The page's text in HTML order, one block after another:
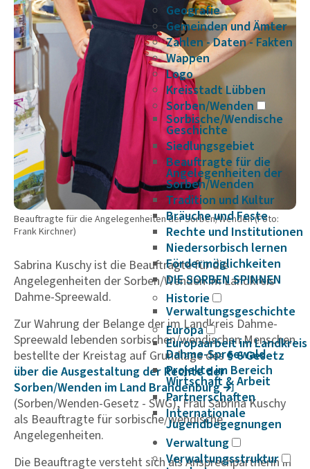
Geografie
Gemeinden und Ämter
Zahlen - Daten - Fakten
Wappen
Logo
Kreisstadt Lübben
Sorben/Wenden
Sorbische/Wendische
Geschichte
Siedlungsgebiet
Beauftragte für die
Angelegenheiten der
Sorben/Wenden
Tradition und Kultur
Bräuche und Feste
Rechte und Institutionen
Niedersorbisch lernen
Fördermöglichkeiten
DIE SORBEN SPINNEN
Historie
Verwaltungsgeschichte
Europa
Europaarbeit im Landkreis
Dahme-Spreewald
Projekte im Bereich
Wirtschaft & Arbeit
Partnerschaften
Internationale
Jugendbegegnungen
Verwaltung
Verwaltungsstruktur
Beauftragte für die Angelegenheiten der Sorben/Wenden (Foto:
Frank Kirchner)
Sabrina Kuschy ist die Beauftragte für die
Angelegenheiten der Sorben/Wenden im Landkreis
Dahme-Spreewald.
Zur Wahrung der Belange der im Landkreis Dahme-
Spreewald lebenden sorbischen/wendischen Menschen
bestellte der Kreistag auf Grundlage des§ 6 Gesetz
über die Ausge­stal­tung der Rechte der
Sorben/Wenden im Land Bran­den­burg
(Sorben/Wenden-Gesetz - SWG), Frau Sabrina Kuschy
als Beauftragte für sorbische/wendische
Angelegenheiten.
Die Beauftragte versteht sich als Ansprechpartnerin in